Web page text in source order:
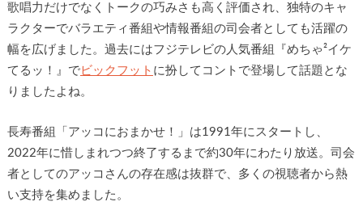
歌唱力だけでなくトークの巧みさも高く評価され、独特のキャ
ラクターでバラエティ番組や情報番組の司会者としても活躍の
幅を広げました。過去にはフジテレビの人気番組『めちゃ²イケ
てるッ！』でビックフット に扮してコントで登場して話題とな
りましたよね。
長寿番組「アッコにおまかせ！」は1991年にスタートし、
2022年に惜しまれつつ終了するまで約30年にわたり放送。司会
者としてのアッコさんの存在感は抜群で、多くの視聴者から熱
い支持を集めました。